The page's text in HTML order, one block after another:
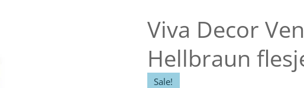
Viva Decor
Hellbraun
Sale!